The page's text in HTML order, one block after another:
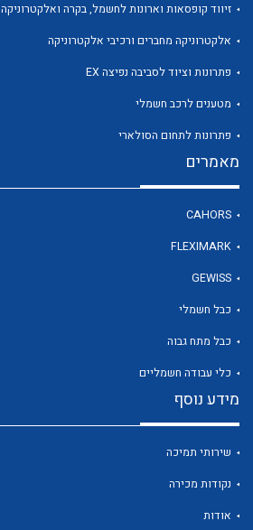
לכל מוצרי היצרן
לכל מוצרי היצרן
זיווד קופסאות וארונות לחשמל, בקרה ואלקטרוניקה
אלקטרוניקה מחברים ורכיבי אלקטרוניקה
פתרונות וציוד לסביבה נפיצה EX
מטענים לרכב חשמלי
פתרונות לתחום הסולארי
מאמרים
CAHORS
FLEXIMARK
GEWISS
כבל חשמלי
כבל מתח גבוה
כלי עבודה חשמליים
מידע נוסף
שירותי תמיכה
נקודות מכירה
אודות